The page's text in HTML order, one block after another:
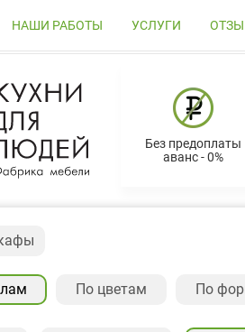
НАШИ РАБОТЫ УСЛУГИ
Без предоплаты
аванс - 0%
По цветам По